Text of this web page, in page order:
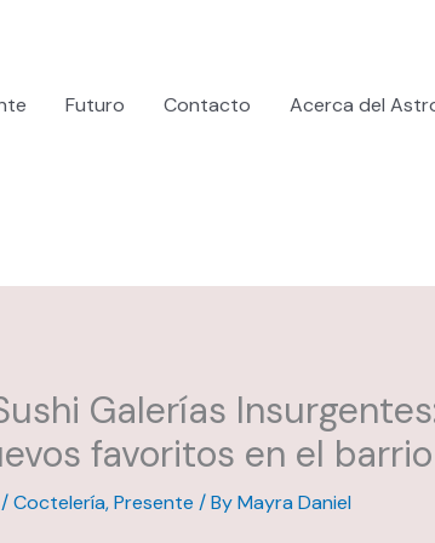
Futuro Contacto Acerca del
Galerías
favoritos en el barrio
/Coctelería,Presente / ByMayra Daniel